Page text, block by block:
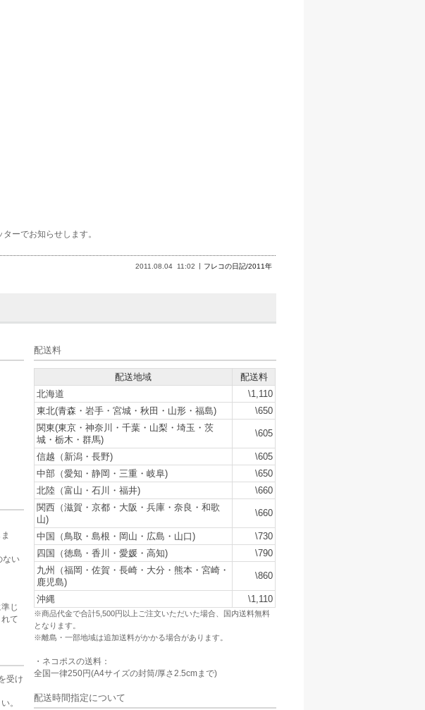
ーでお知らせします。
2011.08.04 11:02 フレコの日記/2011年
ない
じ
て
受け
。
配送料
配送地域
配送料
北海道
\1,110
東北(青森・岩手・宮城・秋田・山形・福島)
\650
関東(東京・神奈川・千葉・山梨・埼玉・茨
城・栃木・群馬)
\605
信越（新潟・長野)
\605
中部（愛知・静岡・三重・岐阜)
\650
北陸（富山・石川・福井)
\660
関西（滋賀・京都・大阪・兵庫・奈良・和歌
山)
\660
中国（鳥取・島根・岡山・広島・山口)
\730
四国（徳島・香川・愛媛・高知)
\790
九州（福岡・佐賀・長崎・大分・熊本・宮崎・
鹿児島)
\860
沖縄 \1,110
※商品代金で合計5,500円以上ご注文いただいた場合、国内送料無料
となります。
※離島・一部地域は追加送料がかかる場合があります。
・ネコポスの送料：
全国一律250円(A4サイズの封筒/厚さ2.5cmまで)
配送時間指定について